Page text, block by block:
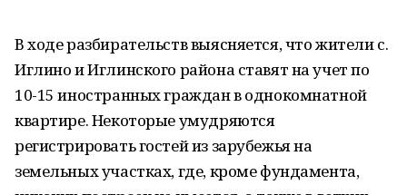
В ходе разбирательств выясняется, что жители с.
Иглино и Иглинского района ставят на учет по
10-15 иностранных граждан в однокомнатной
квартире. Некоторые умудряются
регистрировать гостей из зарубежья на
земельных участках, где, кроме фундамента,